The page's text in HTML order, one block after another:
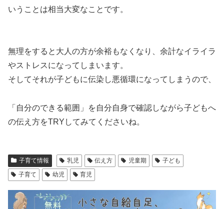
いうことは相当大変なことです。
無理をすると大人の方が余裕もなくなり、余計なイライラ
やストレスになってしまいます。
そしてそれが子どもに伝染し悪循環になってしまうので、
「自分のできる範囲」を自分自身で確認しながら子どもへ
の伝え方をTRYしてみてくださいね。
子育て情報 乳児 伝え方 児童期
子ども
子育て
幼児 育児